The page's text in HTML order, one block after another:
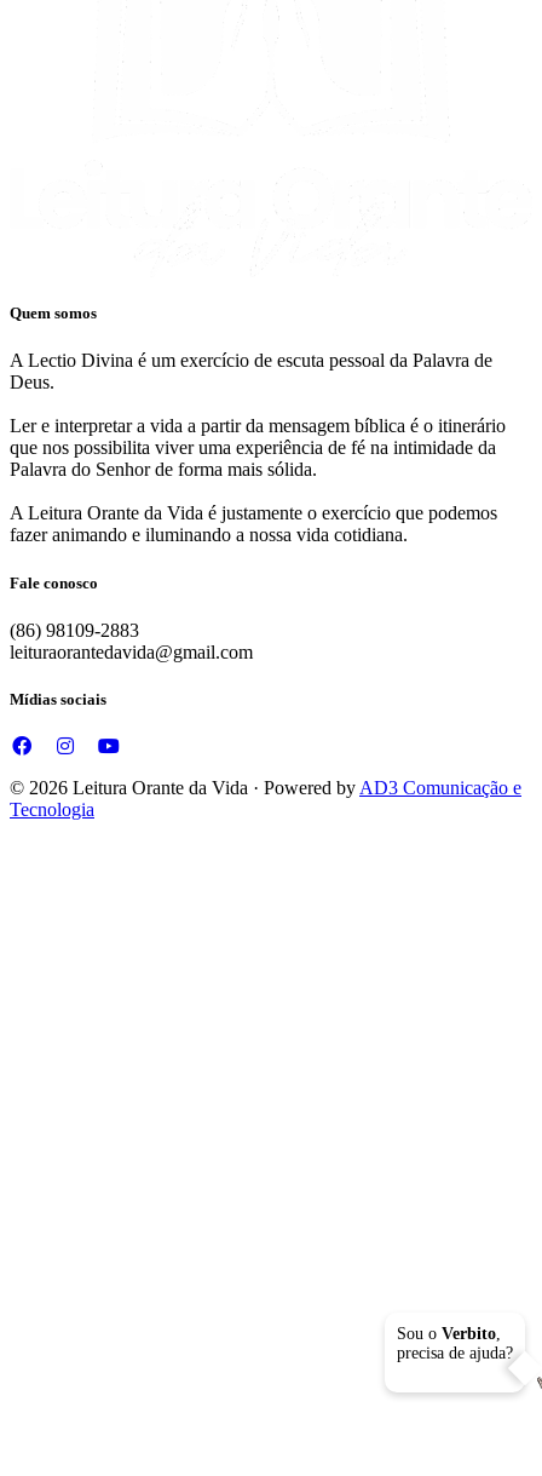
Quem somos
A Lectio Divina é um exercício de escuta pessoal da Palavra de
Deus.
Ler e interpretar a vida a partir da mensagem bíblica é o itinerário
que nos possibilita viver uma experiência de fé na intimidade da
Palavra do Senhor de forma mais sólida.
A Leitura Orante da Vida é justamente o exercício que podemos
fazer animando e iluminando a nossa vida cotidiana.
Fale conosco
(86) 98109-2883
leituraorantedavida@gmail.com
Mídias sociais
Sou o Verbito,
precisa de ajuda?
© 2026 Leitura Orante da Vida · Powered by AD3 Comunicação e
Tecnologia